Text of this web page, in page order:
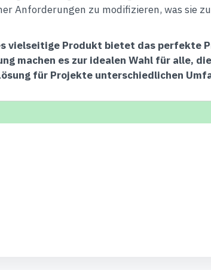
Anforderungen zu modifizieren, was sie
vielseitige Produkt bietet das perfekte
machen es zur idealen Wahl für alle,
für Projekte unterschiedlichen